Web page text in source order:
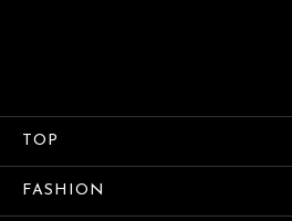
TOP
FASHION